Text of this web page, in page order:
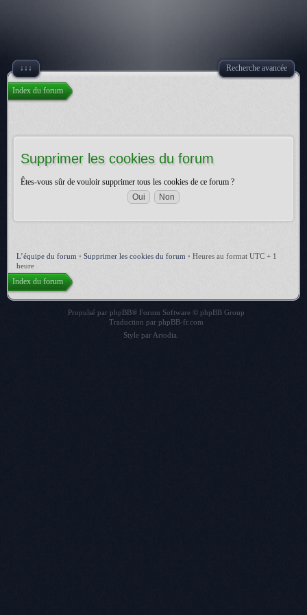
↓↓↓ Recherche avancée
Index du forum
Supprimer les cookies du forum
Êtes-vous sûr de vouloir supprimer tous les cookies de ce forum ?
L’équipe du forum • Supprimer les cookies du forum • Heures au format UTC + 1
heure
Index du forum
Propulsé par phpBB® Forum Software © phpBB Group
Traduction par phpBB-fr.com
Style par Artodia